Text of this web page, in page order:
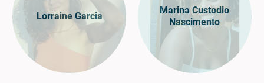
Lorraine Garcia
Marina Custodio
Nascimento